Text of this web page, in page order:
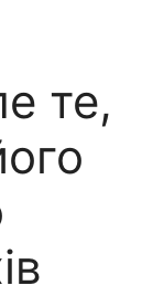
те,